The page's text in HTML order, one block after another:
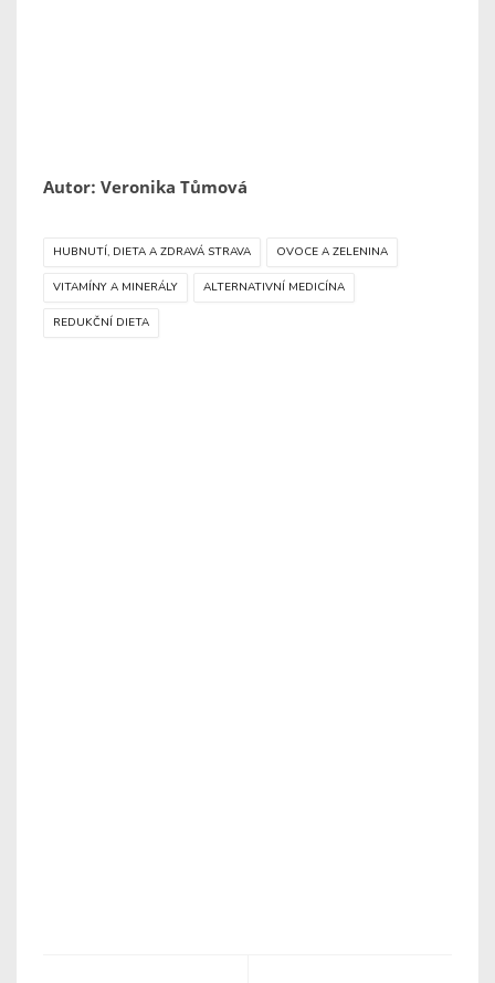
Autor: Veronika Tůmová
HUBNUTÍ, DIETA A ZDRAVÁ STRAVA OVOCE A ZELENINA
VITAMÍNY A MINERÁLY ALTERNATIVNÍ MEDICÍNA
REDUKČNÍ DIETA